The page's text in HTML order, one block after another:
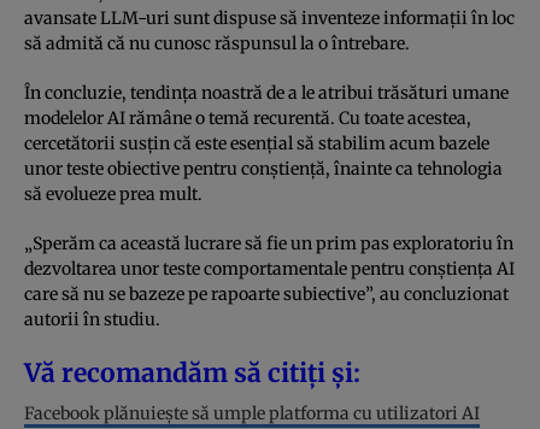
avansate LLM-uri sunt dispuse să inventeze informații în loc
să admită că nu cunosc răspunsul la o întrebare.
În concluzie, tendința noastră de a le atribui trăsături umane
modelelor AI rămâne o temă recurentă. Cu toate acestea,
cercetătorii susțin că este esențial să stabilim acum bazele
unor teste obiective pentru conștiență, înainte ca tehnologia
să evolueze prea mult.
„Sperăm ca această lucrare să fie un prim pas exploratoriu în
dezvoltarea unor teste comportamentale pentru conștiența AI
care să nu se bazeze pe rapoarte subiective”, au concluzionat
autorii în studiu.
Vă recomandăm să citiți și:
Facebook plănuiește să umple platforma cu utilizatori AI